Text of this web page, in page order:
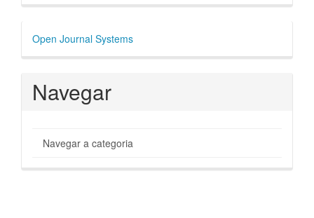
Desenvolvido
por
Open Journal Systems
Navegar
Navegar a categoria